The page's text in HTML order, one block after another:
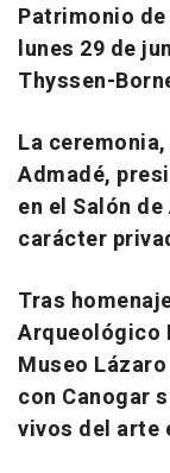
Patrimonio de
lunes 29 de
Thyssen-
La
Admadé,
en el Salón
carácter
Tras
Arqueológico
Museo
con Canogar
vivos del arte